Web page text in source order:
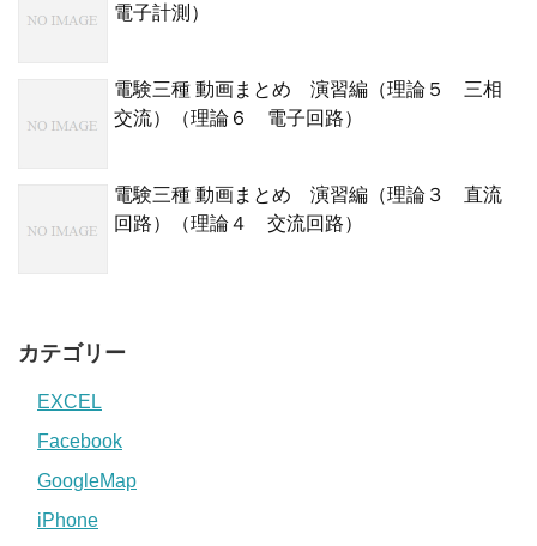
電子計測）
電験三種 動画まとめ 演習編（理論５ 三相
交流）（理論６ 電子回路）
電験三種 動画まとめ 演習編（理論３ 直流
回路）（理論４ 交流回路）
カテゴリー
EXCEL
Facebook
GoogleMap
iPhone